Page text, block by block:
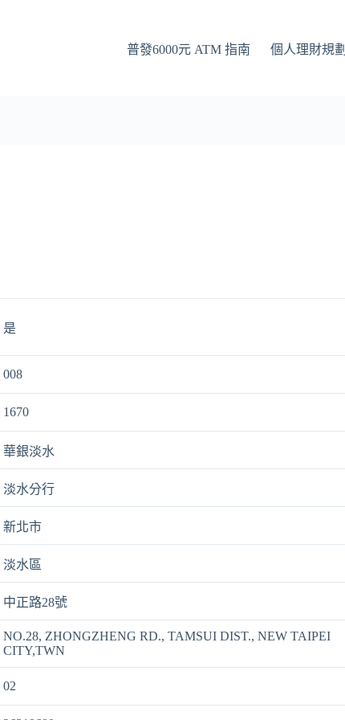
普發6000元 ATM 指南 個人理財規劃
是
008
1670
華銀淡水
淡水分行
新北市
淡水區
中正路28號
NO.28, ZHONGZHENG RD., TAMSUI DIST., NEW TAIPEI
CITY,TWN
02